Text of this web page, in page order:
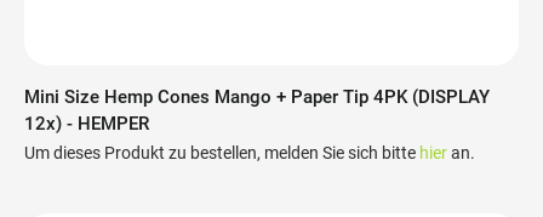
Mini Size Hemp Cones Mango + Paper Tip 4PK (DISPLAY
12x) - HEMPER
Um dieses Produkt zu bestellen, melden Sie sich bitte hieran.